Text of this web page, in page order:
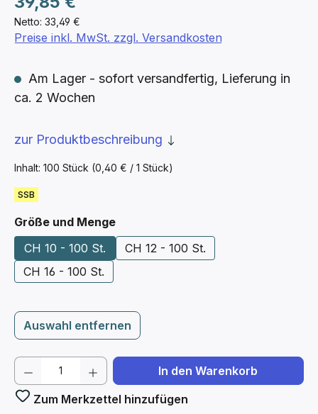
Netto: 33,49 €
Inhalt: 100 Stück (0,40 € / 1 Stück)
Preise inkl. MwSt. zzgl. Versandkosten
Am Lager - sofort versandfertig, Lieferung in
ca. 2 Wochen
SSB
zur Produktbeschreibung
Größe und Mengeauswählen
CH 10 - 100 St.
CH 12 - 100 St.
CH 16 - 100 St.
Auswahl entfernen
Produkt Anzahl: Gib den gewünschten
In den Warenkorb
Zum Merkzettel hinzufügen